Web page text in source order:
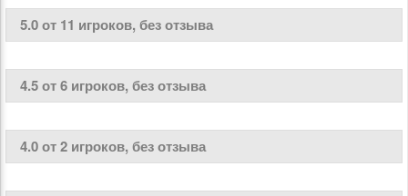
5.0 от 11 игроков, без отзыва
4.5 от 6 игроков, без отзыва
4.0 от 2 игроков, без отзыва